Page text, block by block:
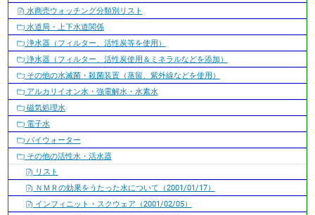
水商売ウォッチング分類別リスト
水道局・上下水道関係
浄水器（フィルター、活性炭等を使用）
浄水器（フィルター、活性炭使用＆ミネラルなどを添加）
その他の水滅菌・殺菌装置（蒸留、紫外線などを使用）
アルカリイオン水・強電解水・水素水
磁気処理水
電子水
パイウォーター
その他の活性水・活水器
リスト
ＮＭＲの効果をうたった水について（2001/01/17）
インフィニット・スクウェア（2001/02/05）